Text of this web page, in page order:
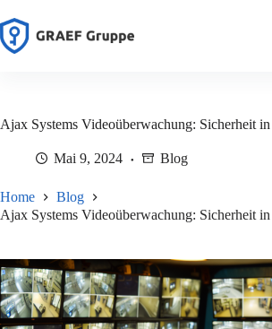
Inhalt
springen
Ajax Systems Videoüberwachung: Sicherheit
Mai 9, 2024 Blog
Home
Blog
Ajax Systems Videoüberwachung: Sicherheit